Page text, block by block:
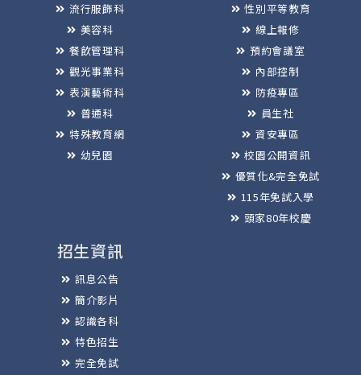
流行服飾科
美容科
餐飲管理科
觀光事業科
表演藝術科
普通科
特殊教育網
幼兒園
性別平等教育
線上報修
預約會議室
內部控制
防疫專區
員生社
資安專區
校園公開資訊
優質化&完全免試
115年免試入學
頭家80年校慶
招生資訊
訊息公告
簡介影片
認識各科
特色招生
完全免試